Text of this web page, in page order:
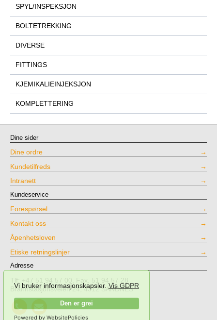
Vi bruker informasjonskapsler.Vis GDPR
Den er grei
Powered by WebsitePolicies
SPYL/INSPEKSJON
BOLTETREKKING
DIVERSE
FITTINGS
KJEMIKALIEINJEKSJON
KOMPLETTERING
Dine sider
Dine ordre
Kundetilfreds
Intranett
Kundeservice
Forespørsel
Kontakt oss
Åpenhetsloven
Etiske retningslinjer
Adresse
Tlf: +47 51 94 57 00, Fax. 51 94 57 28
Brannstasjonsveien 24, 4312 SANDNES
Call
NPT
Send
mail